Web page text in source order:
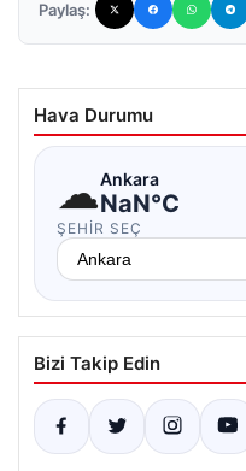
Paylaş:
Hava Durumu
☁Ankara
NaN°C
ŞEHIR SEÇ
Bizi Takip Edin